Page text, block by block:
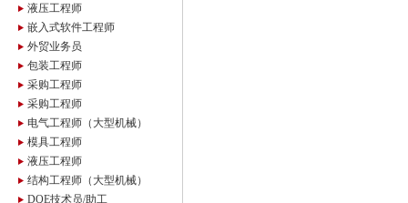
液压工程师
嵌入式软件工程师
外贸业务员
包装工程师
采购工程师
采购工程师
电气工程师（大型机械）
模具工程师
液压工程师
结构工程师（大型机械）
DQE技术员/助工